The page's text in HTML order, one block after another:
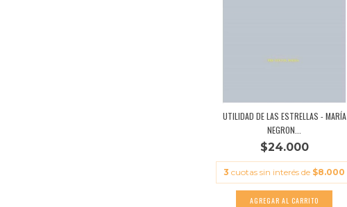
UTILIDAD DE LAS ESTRELLAS - MARÍA
NEGRON...
$24.000
3 cuotas sin interés de $8.000